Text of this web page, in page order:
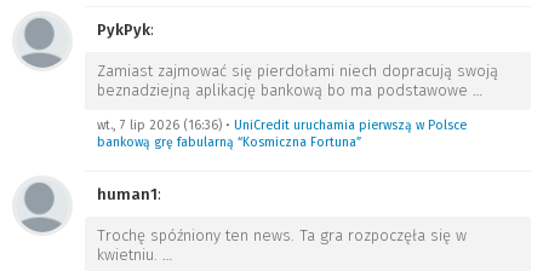
PykPyk:
Zamiast zajmować się pierdołami niech dopracują swoją
beznadziejną aplikację bankową bo ma podstawowe …
wt., 7 lip 2026 (16:36) • UniCredit uruchamia pierwszą w Polsce
bankową grę fabularną “Kosmiczna Fortuna”
human1:
Trochę spóźniony ten news. Ta gra rozpoczęła się w
kwietniu. …